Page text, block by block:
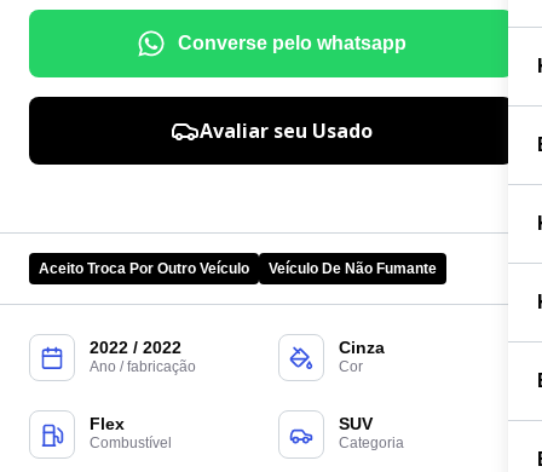
Aceito Troca Por Outro Veículo Veículo De Não Fumante
2022 / 2022
Ano / fabricação
Cinza
Cor
Flex
Combustível
SUV
Categoria
Converse pelo whatsapp
Avaliar seu Usado